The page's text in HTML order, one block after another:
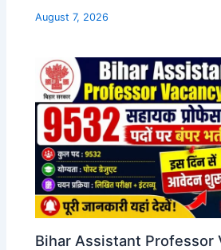
August 7, 2026
Bihar Assistant Professor